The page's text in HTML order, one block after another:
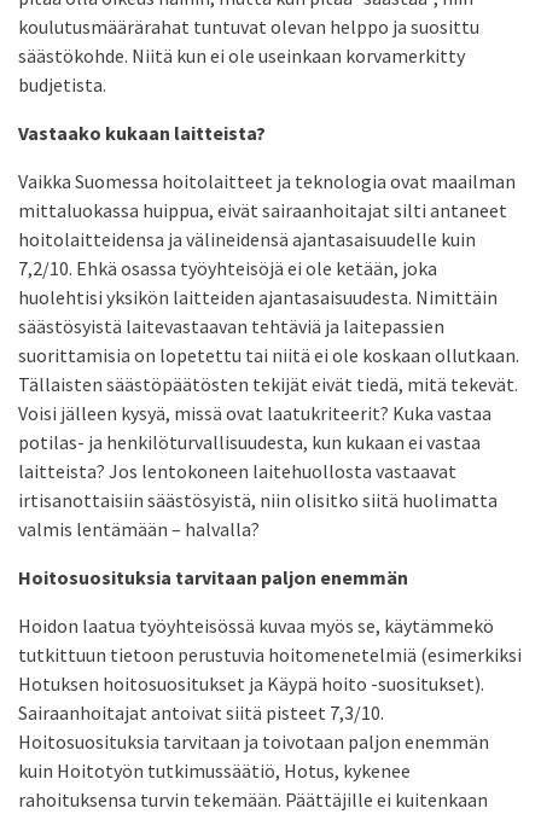
koulutusmäärärahat tuntuvat olevan helppo ja suosittu
säästökohde. Niitä kun ei ole useinkaan korvamerkitty
budjetista.
Vastaako kukaan laitteista?
Vaikka Suomessa hoitolaitteet ja teknologia ovat maailman
mittaluokassa huippua, eivät sairaanhoitajat silti antaneet
hoitolaitteidensa ja välineidensä ajantasaisuudelle kuin
7,2/10. Ehkä osassa työyhteisöjä ei ole ketään, joka
huolehtisi yksikön laitteiden ajantasaisuudesta. Nimittäin
säästösyistä laitevastaavan tehtäviä ja laitepassien
suorittamisia on lopetettu tai niitä ei ole koskaan ollutkaan.
Tällaisten säästöpäätösten tekijät eivät tiedä, mitä tekevät.
Voisi jälleen kysyä, missä ovat laatukriteerit? Kuka vastaa
potilas- ja henkilöturvallisuudesta, kun kukaan ei vastaa
laitteista? Jos lentokoneen laitehuollosta vastaavat
irtisanottaisiin säästösyistä, niin olisitko siitä huolimatta
valmis lentämään – halvalla?
Hoitosuosituksia tarvitaan paljon enemmän
Hoidon laatua työyhteisössä kuvaa myös se, käytämmekö
tutkittuun tietoon perustuvia hoitomenetelmiä (esimerkiksi
Hotuksen hoitosuositukset ja Käypä hoito -suositukset).
Sairaanhoitajat antoivat siitä pisteet 7,3/10.
Hoitosuosituksia tarvitaan ja toivotaan paljon enemmän
kuin Hoitotyön tutkimussäätiö, Hotus, kykenee
rahoituksensa turvin tekemään. Päättäjille ei kuitenkaan